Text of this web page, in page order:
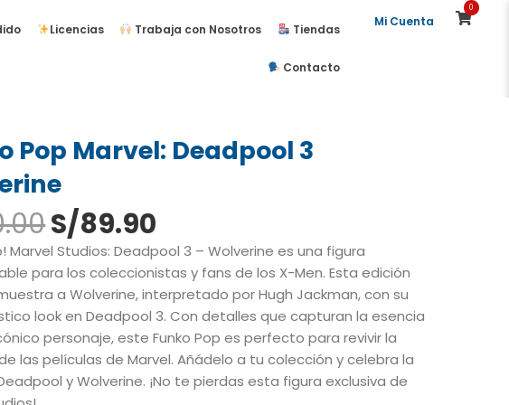
Licencias Trabaja con Nosotros Tiendas
Contacto
Mi Cuenta
0
Pop Marvel: Deadpool 3
El
precio
original
era:
S/120.00.
S/89.90
precio
actual
es:
S/89.90.
Marvel Studios: Deadpool 3 – Wolverine es una figura
para los coleccionistas y fans de los X-Men. Esta edición
a Wolverine, interpretado por Hugh Jackman, con su
look en Deadpool 3. Con detalles que capturan la esencia
personaje, este Funko Pop es perfecto para revivir la
las películas de Marvel. Añádelo a tu colección y celebra la
y Wolverine. ¡No te pierdas esta figura exclusiva de